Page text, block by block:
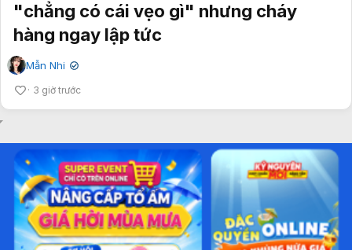
"chẳng có cái vẹo gì" nhưng cháy
hàng ngay lập tức
Mẫn Nhi ✔
3 giờ trước